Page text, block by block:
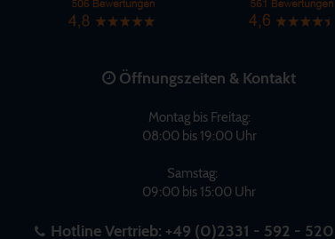
Öffnungszeiten & Kontakt
Montag bis Freitag:
08:00 bis 19:00 Uhr
Samstag:
09:00 bis 15:00 Uhr
Hotline Vertrieb: +49 (0)2331 - 592 -